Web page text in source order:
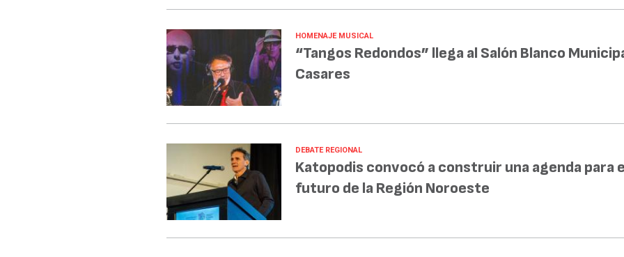
HOMENAJE MUSICAL
“Tangos Redondos” llega al Salón Blanco
Casares
DEBATE REGIONAL
Katopodis convocó a construir una agenda para
futuro de la Región Noroeste